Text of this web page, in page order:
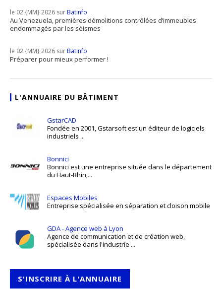
le 02 {MM} 2026 surBatinfo
Au Venezuela, premières démolitions contrôlées d’immeubles
endommagés par les séismes
le 02 {MM} 2026 surBatinfo
Préparer pour mieux performer !
L'ANNUAIRE DU BÂTIMENT
GstarCAD
Fondée en 2001, Gstarsoft est un éditeur de logiciels
industriels ...
Bonnici
Bonnici est une entreprise située dans le département
du Haut-Rhin,...
Espaces Mobiles
Entreprise spécialisée en séparation et cloison mobile
GDA - Agence web à Lyon
Agence de communication et de création web,
spécialisée dans l'industrie ...
S'INSCRIRE À L'ANNUAIRE